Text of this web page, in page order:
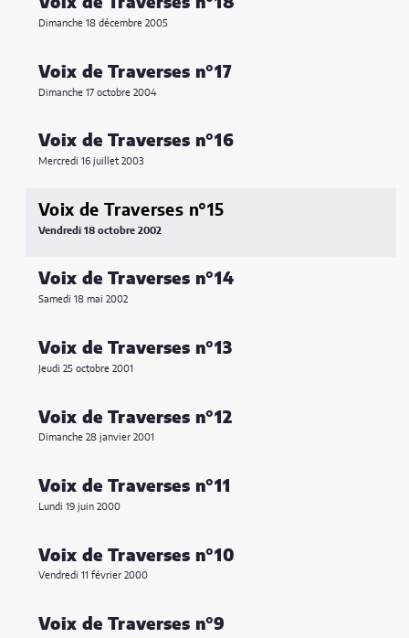
Voix de Traverses n°18
Dimanche 18 décembre 2005
Voix de Traverses n°17
Dimanche 17 octobre 2004
Voix de Traverses n°16
Mercredi 16 juillet 2003
Voix de Traverses n°15
Vendredi 18 octobre 2002
Voix de Traverses n°14
Samedi 18 mai 2002
Voix de Traverses n°13
Jeudi 25 octobre 2001
Voix de Traverses n°12
Dimanche 28 janvier 2001
Voix de Traverses n°11
Lundi 19 juin 2000
Voix de Traverses n°10
Vendredi 11 février 2000
Voix de Traverses n°9